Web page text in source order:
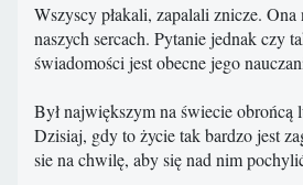
Wszyscy płakali, zapalali znicze. Ona
naszych sercach. Pytanie jednak czy
świadomości jest obecne jego
Był największym na świecie obrońcą
Dzisiaj, gdy to życie tak bardzo jest
sie na chwilę, aby się nad nim